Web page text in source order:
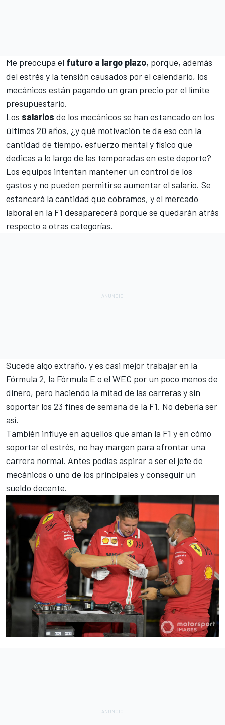
Me preocupa el futuro a largo plazo, porque, además
del estrés y la tensión causados por el calendario, los
mecánicos están pagando un gran precio por el límite
presupuestario.
Los salarios de los mecánicos se han estancado en los
últimos 20 años, ¿y qué motivación te da eso con la
cantidad de tiempo, esfuerzo mental y físico que
dedicas a lo largo de las temporadas en este deporte?
Los equipos intentan mantener un control de los
gastos y no pueden permitirse aumentar el salario. Se
estancará la cantidad que cobramos, y el mercado
laboral en la F1 desaparecerá porque se quedarán atrás
respecto a otras categorías.
Sucede algo extraño, y es casi mejor trabajar en la
Fórmula 2, la Fórmula E o el WEC por un poco menos de
dinero, pero haciendo la mitad de las carreras y sin
soportar los 23 fines de semana de la F1. No debería ser
así.
También influye en aquellos que aman la F1 y en cómo
soportar el estrés, no hay margen para afrontar una
carrera normal. Antes podías aspirar a ser el jefe de
mecánicos o uno de los principales y conseguir un
sueldo decente.